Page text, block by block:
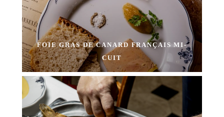
FOIE GRAS DE CANARD FRANÇAIS MI-
CUIT